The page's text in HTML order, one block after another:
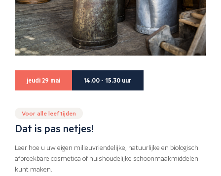
jeudi 29 mai 14.00 - 15.30 uur
Voor alle leeftijden
Dat is pas netjes!
Leer hoe u uw eigen milieuvriendelijke, natuurlijke en biologisch
afbreekbare cosmetica of huishoudelijke schoonmaakmiddelen
kunt maken.